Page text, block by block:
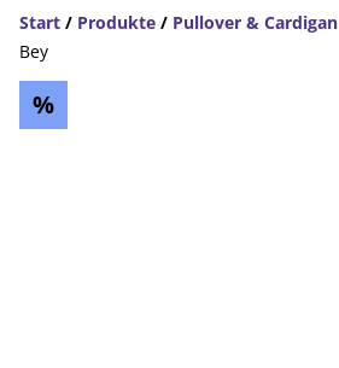
Start / Produkte / Pullover & Cardigan
Bey
%